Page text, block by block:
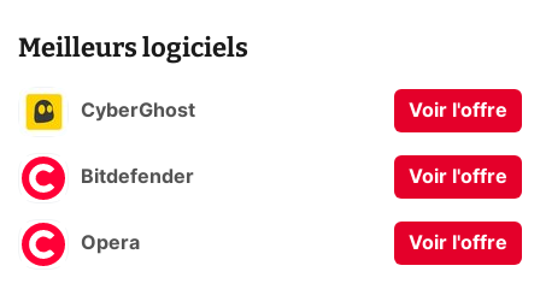
Meilleurs logiciels
CyberGhost Voir l'offre
Bitdefender Voir l'offre
Opera Voir l'offre